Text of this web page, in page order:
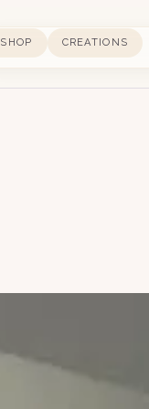
SHOP CREATIONS